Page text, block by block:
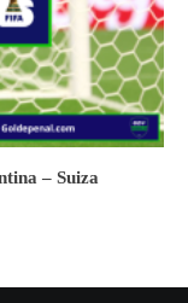
– Suiza